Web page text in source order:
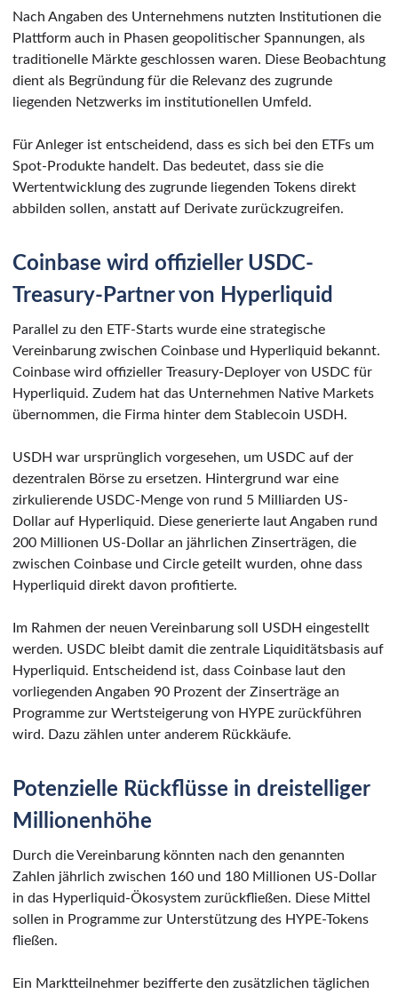
Nach Angaben des Unternehmens nutzten Institutionen die
Plattform auch in Phasen geopolitischer Spannungen, als
traditionelle Märkte geschlossen waren. Diese Beobachtung
dient als Begründung für die Relevanz des zugrunde
liegenden Netzwerks im institutionellen Umfeld.
Für Anleger ist entscheidend, dass es sich bei den ETFs um
Spot-Produkte handelt. Das bedeutet, dass sie die
Wertentwicklung des zugrunde liegenden Tokens direkt
abbilden sollen, anstatt auf Derivate zurückzugreifen.
Coinbase wird offizieller USDC-
Treasury-Partner von Hyperliquid
Parallel zu den ETF-Starts wurde eine strategische
Vereinbarung zwischen Coinbase und Hyperliquid bekannt.
Coinbase wird offizieller Treasury-Deployer von USDC für
Hyperliquid. Zudem hat das Unternehmen Native Markets
übernommen, die Firma hinter dem Stablecoin USDH.
USDH war ursprünglich vorgesehen, um USDC auf der
dezentralen Börse zu ersetzen. Hintergrund war eine
zirkulierende USDC-Menge von rund 5 Milliarden US-
Dollar auf Hyperliquid. Diese generierte laut Angaben rund
200 Millionen US-Dollar an jährlichen Zinserträgen, die
zwischen Coinbase und Circle geteilt wurden, ohne dass
Hyperliquid direkt davon profitierte.
Im Rahmen der neuen Vereinbarung soll USDH eingestellt
werden. USDC bleibt damit die zentrale Liquiditätsbasis auf
Hyperliquid. Entscheidend ist, dass Coinbase laut den
vorliegenden Angaben 90 Prozent der Zinserträge an
Programme zur Wertsteigerung von HYPE zurückführen
wird. Dazu zählen unter anderem Rückkäufe.
Potenzielle Rückflüsse in dreistelliger
Millionenhöhe
Durch die Vereinbarung könnten nach den genannten
Zahlen jährlich zwischen 160 und 180 Millionen US-Dollar
in das Hyperliquid-Ökosystem zurückfließen. Diese Mittel
sollen in Programme zur Unterstützung des HYPE-Tokens
fließen.
Ein Marktteilnehmer bezifferte den zusätzlichen täglichen